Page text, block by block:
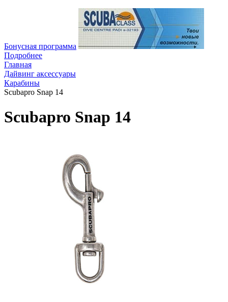
Бонусная программа
Подробнее
Главная
Дайвинг аксессуары
Карабины
Scubapro Snap 14
Scubapro Snap 14